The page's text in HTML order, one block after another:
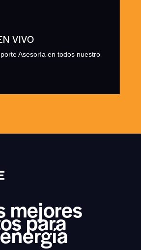
VIVO
Asesoría en todos nuestro
mejores
para